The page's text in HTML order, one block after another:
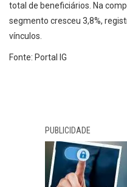
total de beneficiários. Na
segmento cresceu 3,8%,
vínculos.
Fonte: Portal IG
PUBLICIDADE